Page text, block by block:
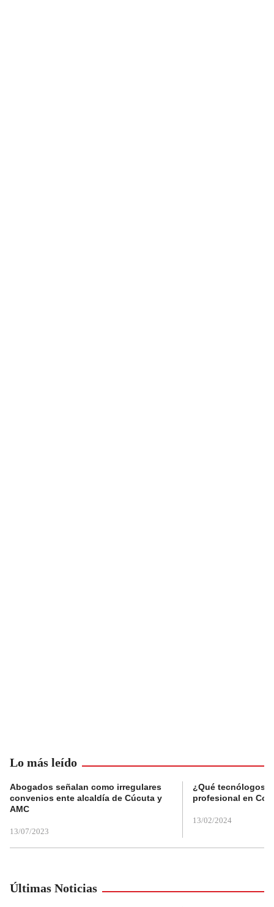
Lo más leído
Abogados señalan como irregulares
convenios ente alcaldía de Cúcuta y
AMC
13/07/2023
¿Qué tecnólogos
profesional en
13/02/2024
Últimas Noticias